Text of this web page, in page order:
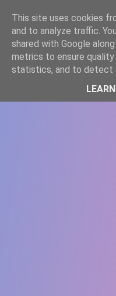
This site uses cookies
and to analyze traffic.
shared with Google
metrics to ensure
statistics, and to detect